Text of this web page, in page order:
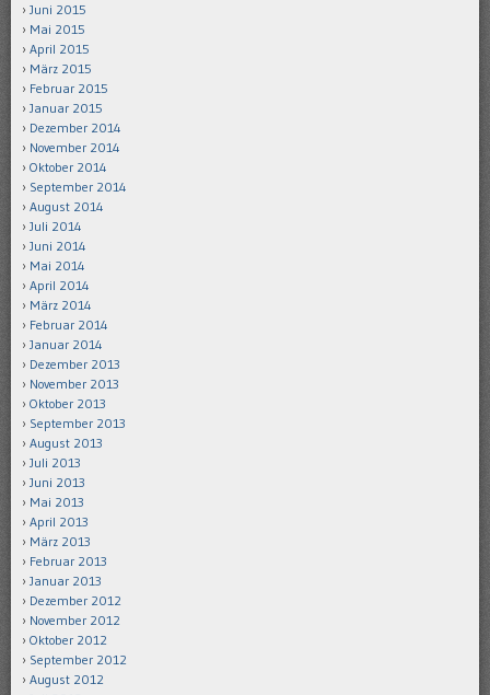
Juni 2015
Mai 2015
April 2015
März 2015
Februar 2015
Januar 2015
Dezember 2014
November 2014
Oktober 2014
September 2014
August 2014
Juli 2014
Juni 2014
Mai 2014
April 2014
März 2014
Februar 2014
Januar 2014
Dezember 2013
November 2013
Oktober 2013
September 2013
August 2013
Juli 2013
Juni 2013
Mai 2013
April 2013
März 2013
Februar 2013
Januar 2013
Dezember 2012
November 2012
Oktober 2012
September 2012
August 2012